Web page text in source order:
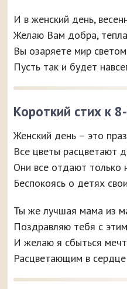
И в женский день,
Желаю Вам добра,
Вы озаряете мир светом
Пусть так и будет
Короткий стих к
Женский день – это
Все цветы расцветают
Они все отдают только
Беспокоясь о детях
Ты же лучшая мама из
Поздравляю тебя с
И желаю я сбыться
Расцветающим в